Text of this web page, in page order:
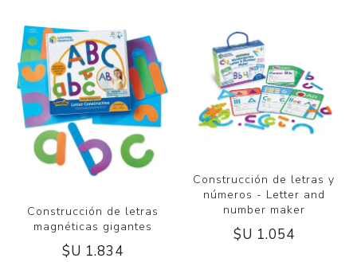
Construcción de letras
magnéticas gigantes
$U 1.834
Construcción de letras y
números - Letter and
number maker
$U 1.054